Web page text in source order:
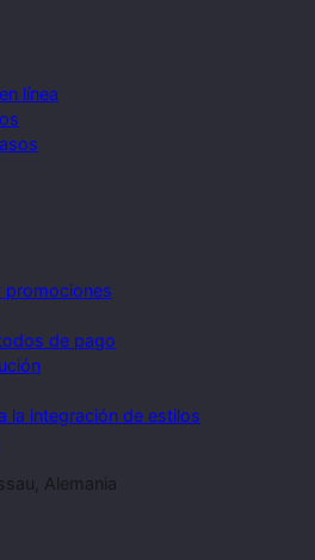
línea
promociones
de pago
la integración de estilos
Alemania